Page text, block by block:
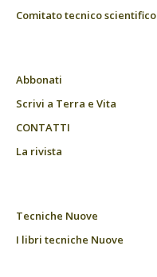
Comitato tecnico scientifico
Abbonati
Scrivi a Terra e Vita
CONTATTI
La rivista
Tecniche Nuove
I libri tecniche Nuove